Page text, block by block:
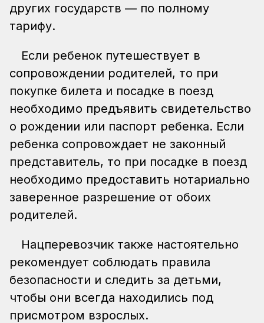
других государств — по полному
тарифу.
Если ребенок путешествует в
сопровождении родителей, то при
покупке билета и посадке в поезд
необходимо предъявить свидетельство
о рождении или паспорт ребенка. Если
ребенка сопровождает не законный
представитель, то при посадке в поезд
необходимо предоставить нотариально
заверенное разрешение от обоих
родителей.
Нацперевозчик также настоятельно
рекомендует соблюдать правила
безопасности и следить за детьми,
чтобы они всегда находились под
присмотром взрослых.